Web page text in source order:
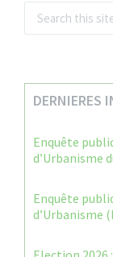
DERNIERES
Enquête
d’Urbanisme
Enquête
d’Urbanisme